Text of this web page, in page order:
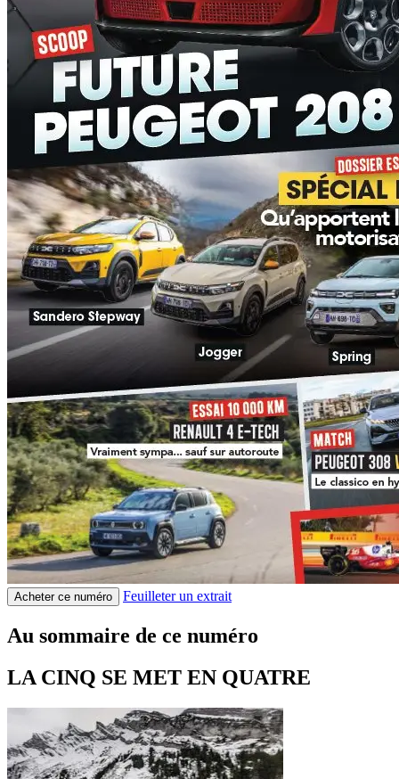
Acheter ce numéro Feuilleter un extrait
Au sommaire de ce numéro
LA CINQ SE MET EN QUATRE